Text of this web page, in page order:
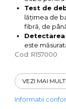
Test de
lățimea de
fibră, de
Detectarea
este
Cod: R157000
VEZI MAI MULT
Informatii